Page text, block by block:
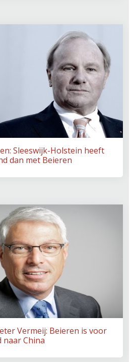
Sleeswijk-Holstein heeft
dan met Beieren
Vermeij: Beieren is voor
China